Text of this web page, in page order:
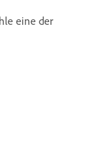
eine der